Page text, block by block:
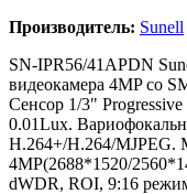
Производитель: Sunell
SN-IPR56/41APDN
видеокамера 4MP со
Сенсор 1/3"
0.01Lux.
H.264+/H.264/MJPEG.
4MP(2688*1520/
dWDR, ROI, 9:16